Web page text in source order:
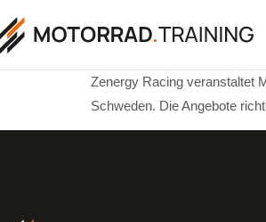
Zenergy Racing veranstaltet
Schweden. Die Angebote